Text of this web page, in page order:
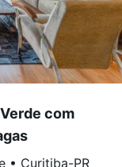
com
• Curitiba-PR